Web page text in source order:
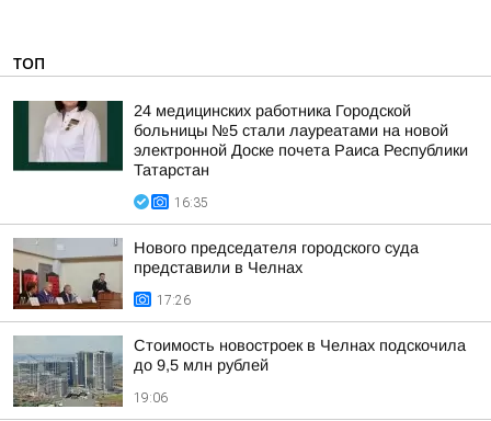
ТОП
24 медицинских работника Городской
больницы №5 стали лауреатами на новой
электронной Доске почета Раиса Республики
Татарстан
16:35
Нового председателя городского суда
представили в Челнах
17:26
Стоимость новостроек в Челнах подскочила
до 9,5 млн рублей
19:06